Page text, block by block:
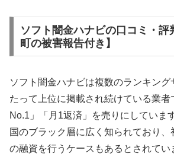
ソフト闇金ハナビの口コミ・評
町の被害報告付き】
ソフト闇金ハナビは複数のランキン
たって上位に掲載され続けている業者
No.1」「月1返済」を売りにしていま
国のブラック層に広く知られており
の融資を行うケースもあるとされてい